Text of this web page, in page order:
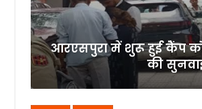
आरएसपुरा में शुरू हुई कैंप
की